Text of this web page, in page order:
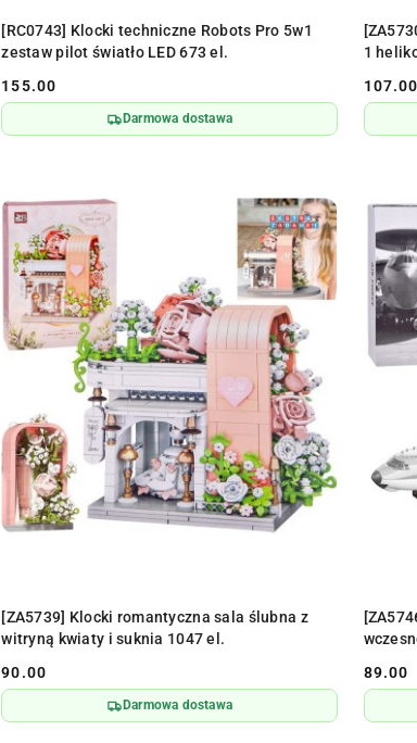
[RC0743] Klocki techniczne Robots Pro 5w1
zestaw pilot światło LED 673 el.
Cena:
155.00
Darmowa dostawa
DO KOSZYKA
1
Cena:
107.00
[ZA5739] Klocki romantyczna sala ślubna z
witryną kwiaty i suknia 1047 el.
Cena:
90.00
Darmowa dostawa
Cena:
89.00